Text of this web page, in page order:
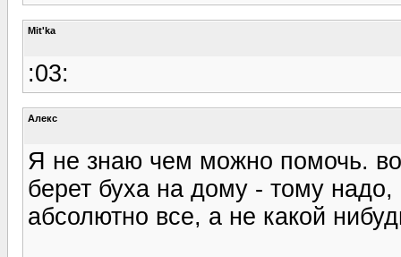
Mit'ka
:03:
Алекс
Я не знаю чем можно помочь.
берет буха на дому - тому надо,
абсолютно все, а не какой